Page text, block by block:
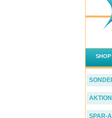
SHOP
SPAR-